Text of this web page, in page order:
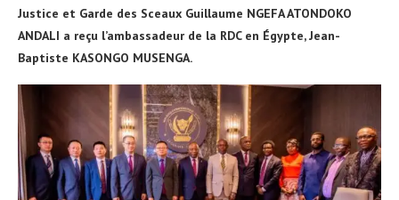
Justice et Garde des Sceaux Guillaume NGEFA ATONDOKO
ANDALI a reçu l’ambassadeur de la RDC en Égypte, Jean-
Baptiste KASONGO MUSENGA.